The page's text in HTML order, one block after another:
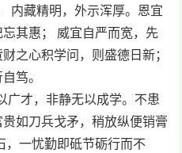
内藏精明，外示浑厚。恩宜
其惠； 威宜自严而宽，先
之心积学问，则盛德日新；
笃。
广才，非静无以成学。不患
如刀兵戈矛，稍放纵便销膏
，一忧勤即砥节砺行而不